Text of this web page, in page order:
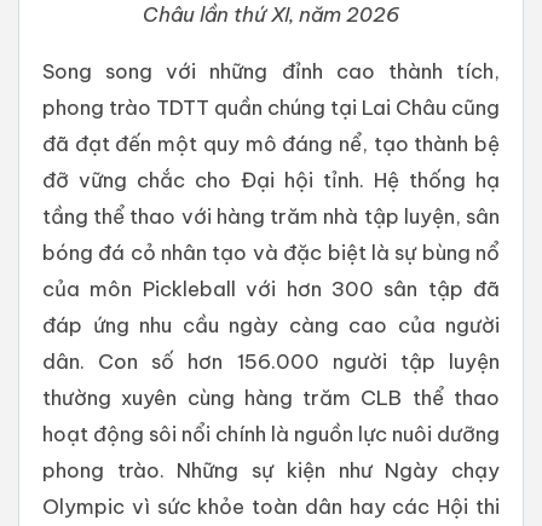
Châu lần thứ XI, năm 2026
Song song với những đỉnh cao thành tích,
phong trào TDTT quần chúng tại Lai Châu cũng
đã đạt đến một quy mô đáng nể, tạo thành bệ
đỡ vững chắc cho Đại hội tỉnh. Hệ thống hạ
tầng thể thao với hàng trăm nhà tập luyện, sân
bóng đá cỏ nhân tạo và đặc biệt là sự bùng nổ
của môn Pickleball với hơn 300 sân tập đã
đáp ứng nhu cầu ngày càng cao của người
dân. Con số hơn 156.000 người tập luyện
thường xuyên cùng hàng trăm CLB thể thao
hoạt động sôi nổi chính là nguồn lực nuôi dưỡng
phong trào. Những sự kiện như Ngày chạy
Olympic vì sức khỏe toàn dân hay các Hội thi